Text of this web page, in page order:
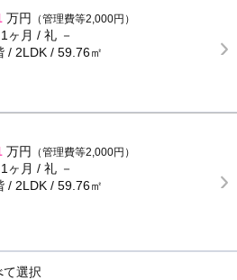
万円 （管理費等2,000円）
ヶ月 / 礼 －
/ 2LDK / 59.76㎡
万円 （管理費等2,000円）
ヶ月 / 礼 －
/ 2LDK / 59.76㎡
て選択